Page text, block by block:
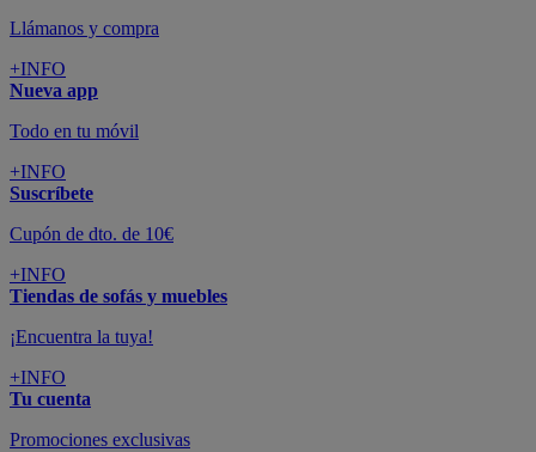
Llámanos y compra
+INFO
Nueva app
Todo en tu móvil
+INFO
Suscríbete
Cupón de dto. de 10€
+INFO
Tiendas de sofás y muebles
¡Encuentra la tuya!
+INFO
Tu cuenta
Promociones exclusivas